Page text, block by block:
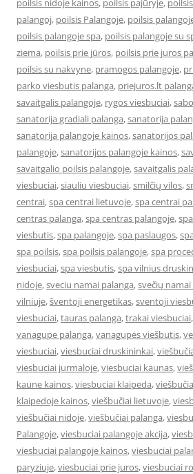
poilsis nidoje kainos, poilsis pajūryje,
palangoj, poilsis Palangoje, poilsis
poilsis palangoje spa, poilsis palangoje su
ziema, poilsis prie jūros, poilsis prie juros
poilsis su nakvyne, pramogos palangoje,
parko viesbutis palanga, priejuros.lt
savaitgalis palangoje, rygos viesbuciai,
sanatorija gradiali palanga,sanatorija
sanatorija palangoje kainos,sanatorijos
palangoje,sanatorijos palangoje kainos,
savaitgalio poilsis palangoje,savaitgalis
viesbuciai,siauliu viesbuciai,smilčių vilos,
centrai,spa centrai lietuvoje,spa centrai
centras palanga,spa centras palangoje,
viesbutis,spa palangoje,spa paslaugos,
spa poilsis,spa poilsis palangoje,spa
viesbuciai,spa viesbutis,spa vilnius
nidoje,sveciu namai palanga,svečių
vilniuje,šventoji energetikas,sventoji
viesbuciai,tauras palanga,trakai viesbuciai,
vanagupe palanga,vanagupės viešbutis,
viesbuciai,viesbuciai druskininkai,
viesbuciai jurmaloje,viesbuciai kaunas,
kaune kainos,viesbuciai klaipeda,
klaipedoje kainos,viešbučiai lietuvoje,
viešbučiai nidoje,viešbučiai palanga,
Palangoje,viesbuciai palangoje akcija,
viesbuciai palangoje kainos,viesbuciai
paryziuje,viesbuciai prie juros,viesbuciai